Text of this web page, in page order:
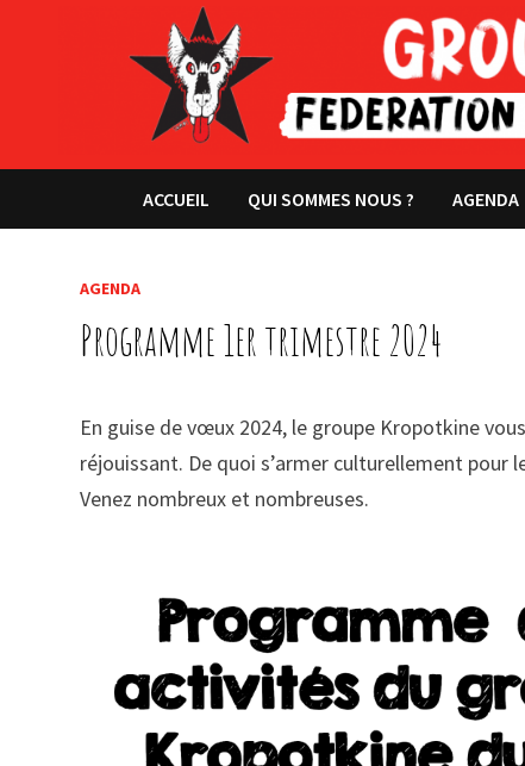
ACCUEIL QUI SOMMES NOUS ? AGENDA
AGENDA
Programme 1er trimestre 2024
En guise de vœux 2024, le groupe Kropotkine
réjouissant. De quoi s’armer culturellement
Venez nombreux et nombreuses.